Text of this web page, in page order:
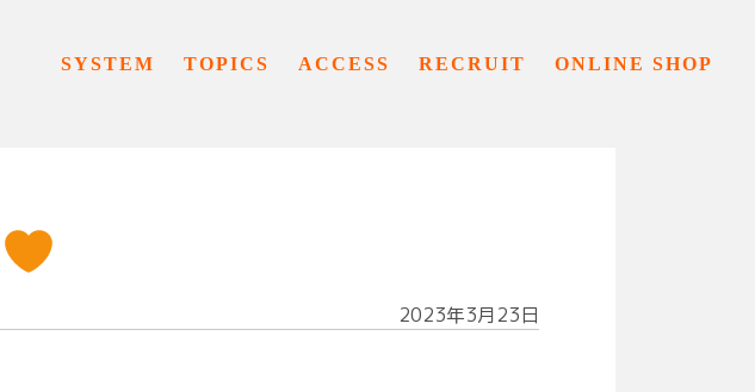
SYSTEM TOPICS ACCESS RECRUIT ONLINE SHOP
2023年3月23日